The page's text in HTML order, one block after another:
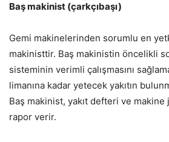
Baş makinist (çarkçıbaşı)
Gemi makinelerinden sorumlu en
makinisttir. Baş makinistin öncelikli
sisteminin verimli çalışmasını
limanına kadar yetecek yakıtın
Baş makinist, yakıt defteri ve
rapor verir.